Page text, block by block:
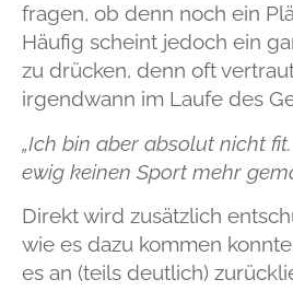
fragen, ob denn noch ein
Häufig scheint jedoch ein
zu drücken, denn oft
irgendwann im Laufe des
„Ich bin aber absolut nicht
ewig keinen Sport mehr
Direkt wird zusätzlich
wie es dazu kommen
es an (teils deutlich)